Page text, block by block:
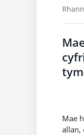
Mae
allan,